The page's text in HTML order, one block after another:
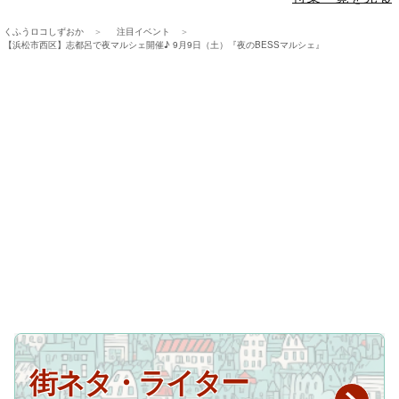
くふうロコしずおか
注目イベント
【浜松市西区】志都呂で夜マルシェ開催♪ 9月9日（土）『夜のBESSマルシェ』
街ネタ・ライター